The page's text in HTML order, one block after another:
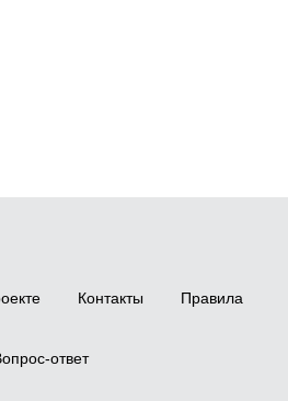
Контакты Правила
ответ